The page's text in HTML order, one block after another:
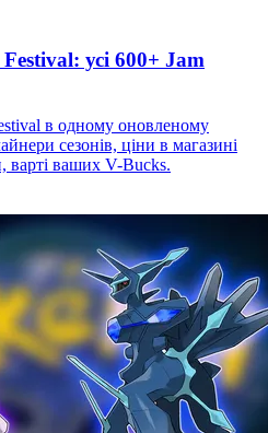
усі 600+ Jam
в одному оновленому
сезонів, ціни в магазині
варті ваших V-Bucks.